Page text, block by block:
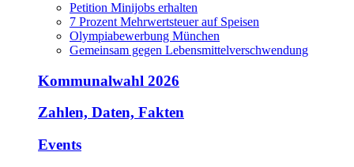
Petition Minijobs erhalten
7 Prozent Mehrwertsteuer auf Speisen
Olympiabewerbung München
Gemeinsam gegen Lebensmittelverschwendung
Kommunalwahl 2026
Zahlen, Daten, Fakten
Events